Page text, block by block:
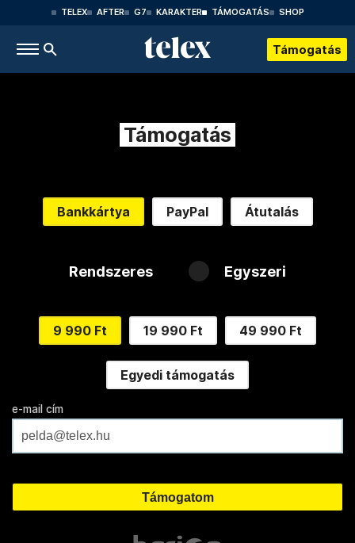
TELEX AFTER G7 KARAKTER TÁMOGATÁS SHOP
Támogatás
Támogatás
Bankkártya PayPal Átutalás
Rendszeres Egyszeri
9 990 Ft 19 990 Ft 49 990 Ft
Egyedi támogatás
e-mail cím